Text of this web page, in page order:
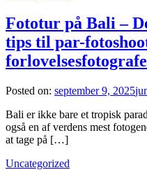
Fototur på Bali –
tips til par-
Posted on: september 9, 2025
Bali er ikke bare et tropisk
også en af verdens mest
at tage på […]
Uncategorized